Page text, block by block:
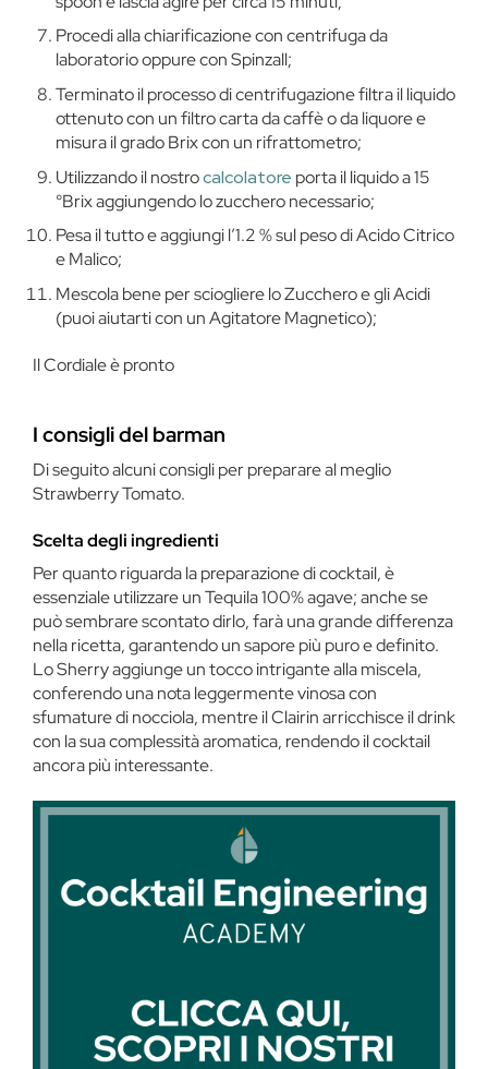
Procedi alla chiarificazione con centrifuga da
laboratorio oppure con Spinzall;
Terminato il processo di centrifugazione filtra il liquido
ottenuto con un filtro carta da caffè o da liquore e
misura il grado Brix con un rifrattometro;
Utilizzando il nostrocalcolatore porta il liquido a 15
°Brix aggiungendo lo zucchero necessario;
Pesa il tutto e aggiungi l’1.2 % sul peso di Acido Citrico
e Malico;
Mescola bene per sciogliere lo Zucchero e gli Acidi
(puoi aiutarti con un Agitatore Magnetico);
Il Cordiale è pronto
I consigli del barman
Di seguito alcuni consigli per preparare al meglio
Strawberry Tomato.
Scelta degli ingredienti
Per quanto riguarda la preparazione di cocktail, è
essenziale utilizzare un Tequila 100% agave; anche se
può sembrare scontato dirlo, farà una grande differenza
nella ricetta, garantendo un sapore più puro e definito.
Lo Sherry aggiunge un tocco intrigante alla miscela,
conferendo una nota leggermente vinosa con
sfumature di nocciola, mentre il Clairin arricchisce il drink
con la sua complessità aromatica, rendendo il cocktail
ancora più interessante.